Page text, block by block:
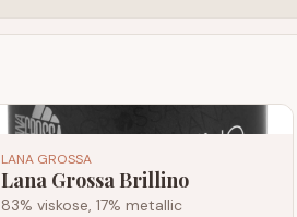
LANA GROSSA
Lana Grossa Brillino
83% viskose, 17% metallic